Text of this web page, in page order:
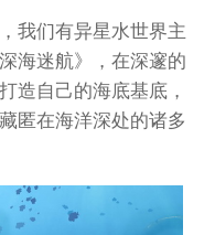
我们有异星水世界主
海迷航》，在深邃的
造自己的海底基底，
匿在海洋深处的诸多